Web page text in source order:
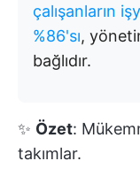
çalışanların
%86'sı,
bağlıdır.
✨ Özet:
takımlar.